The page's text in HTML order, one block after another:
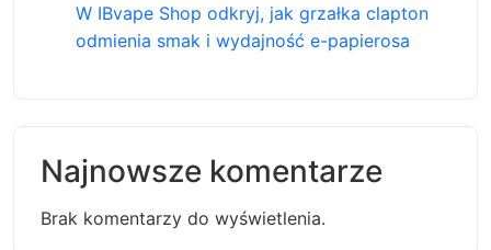
W IBvape Shop odkryj, jak grzałka clapton
odmienia smak i wydajność e-papierosa
Najnowsze komentarze
Brak komentarzy do wyświetlenia.